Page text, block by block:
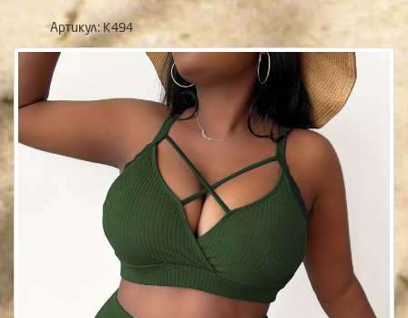
Артикул: К494